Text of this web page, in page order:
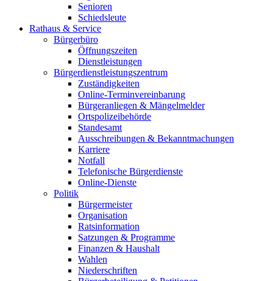
Senioren
Schiedsleute
Rathaus & Service
Bürgerbüro
Öffnungszeiten
Dienstleistungen
Bürgerdienstleistungszentrum
Zuständigkeiten
Online-Terminvereinbarung
Bürgeranliegen & Mängelmelder
Ortspolizeibehörde
Standesamt
Ausschreibungen & Bekanntmachungen
Karriere
Notfall
Telefonische Bürgerdienste
Online-Dienste
Politik
Bürgermeister
Organisation
Ratsinformation
Satzungen & Programme
Finanzen & Haushalt
Wahlen
Niederschriften